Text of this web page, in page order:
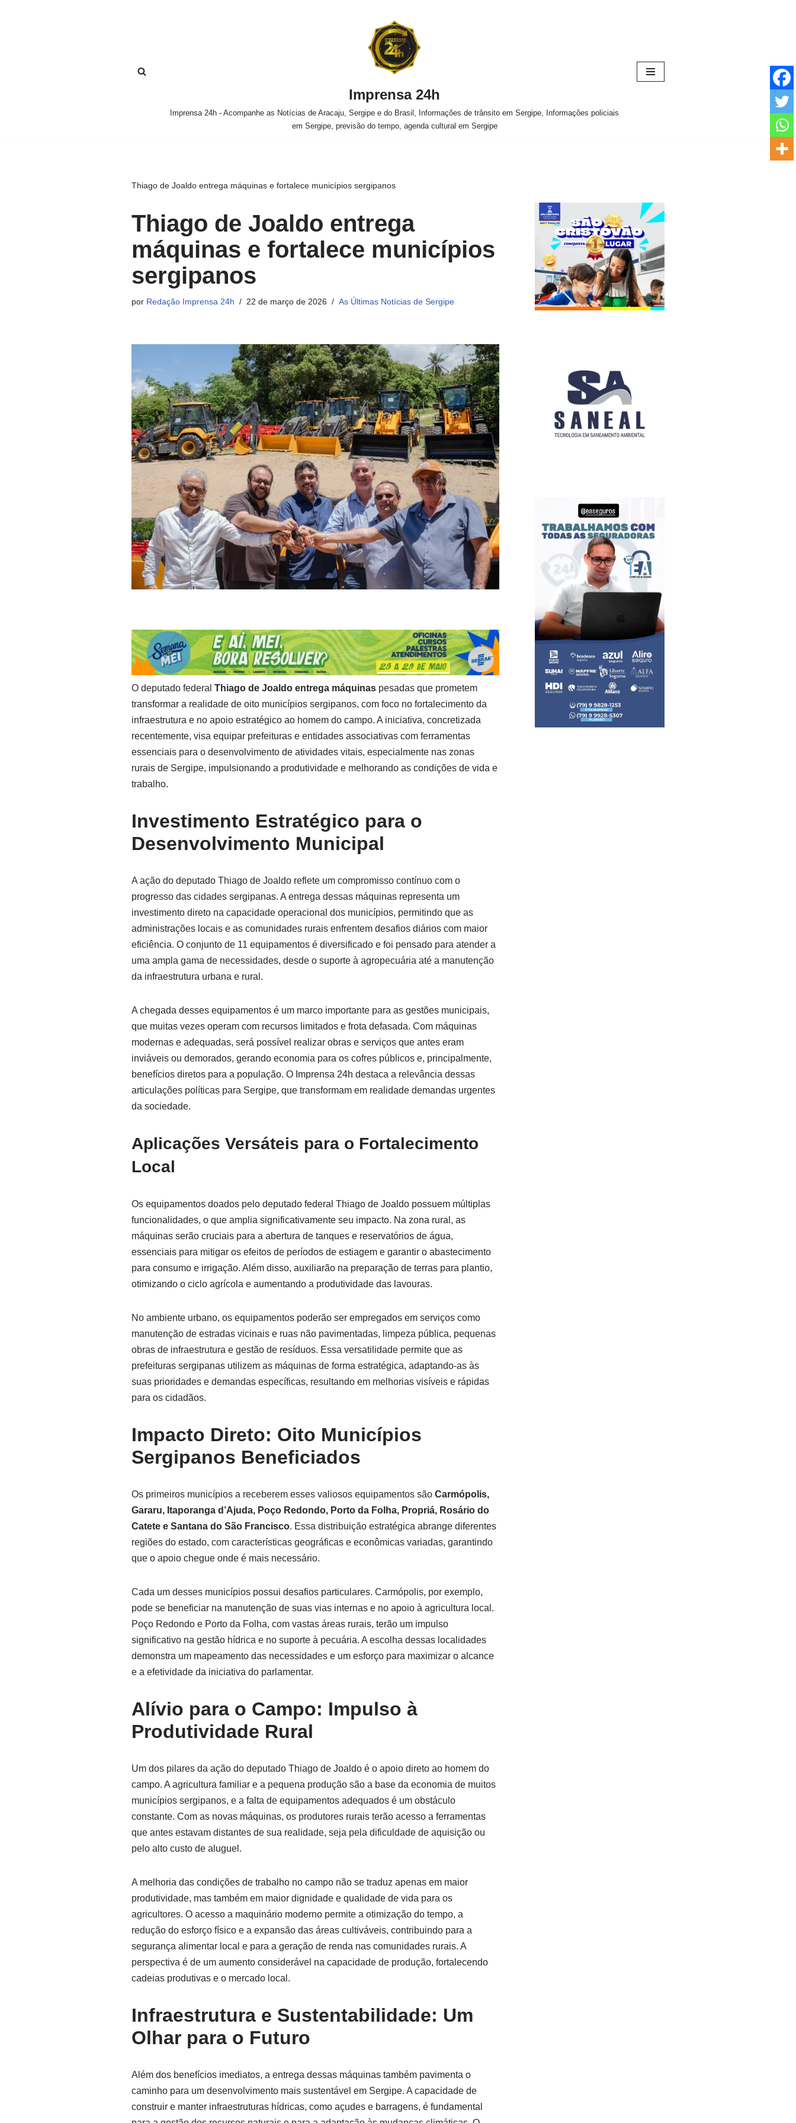
Imprensa 24h
Imprensa 24h - Acompanhe as Notícias de Aracaju, Sergipe e do Brasil, Informações de trânsito em Sergipe, Informações policiais
em Sergipe, previsão do tempo, agenda cultural em Sergipe
Thiago de Joaldo entrega máquinas e fortalece municípios sergipanos
Thiago de Joaldo entrega
máquinas e fortalece municípios
sergipanos
por Redação Imprensa 24h 22 de março de 2026 As Últimas Notícias de Sergipe
O deputado federal Thiago de Joaldo entrega máquinas pesadas que prometem
transformar a realidade de oito municípios sergipanos, com foco no fortalecimento da
infraestrutura e no apoio estratégico ao homem do campo. A iniciativa, concretizada
recentemente, visa equipar prefeituras e entidades associativas com ferramentas
essenciais para o desenvolvimento de atividades vitais, especialmente nas zonas
rurais de Sergipe, impulsionando a produtividade e melhorando as condições de vida e
trabalho.
Investimento Estratégico para o
Desenvolvimento Municipal
A ação do deputado Thiago de Joaldo reflete um compromisso contínuo com o
progresso das cidades sergipanas. A entrega dessas máquinas representa um
investimento direto na capacidade operacional dos municípios, permitindo que as
administrações locais e as comunidades rurais enfrentem desafios diários com maior
eficiência. O conjunto de 11 equipamentos é diversificado e foi pensado para atender a
uma ampla gama de necessidades, desde o suporte à agropecuária até a manutenção
da infraestrutura urbana e rural.
A chegada desses equipamentos é um marco importante para as gestões municipais,
que muitas vezes operam com recursos limitados e frota defasada. Com máquinas
modernas e adequadas, será possível realizar obras e serviços que antes eram
inviáveis ou demorados, gerando economia para os cofres públicos e, principalmente,
benefícios diretos para a população. O Imprensa 24h destaca a relevância dessas
articulações políticas para Sergipe, que transformam em realidade demandas urgentes
da sociedade.
Aplicações Versáteis para o Fortalecimento
Local
Os equipamentos doados pelo deputado federal Thiago de Joaldo possuem múltiplas
funcionalidades, o que amplia significativamente seu impacto. Na zona rural, as
máquinas serão cruciais para a abertura de tanques e reservatórios de água,
essenciais para mitigar os efeitos de períodos de estiagem e garantir o abastecimento
para consumo e irrigação. Além disso, auxiliarão na preparação de terras para plantio,
otimizando o ciclo agrícola e aumentando a produtividade das lavouras.
No ambiente urbano, os equipamentos poderão ser empregados em serviços como
manutenção de estradas vicinais e ruas não pavimentadas, limpeza pública, pequenas
obras de infraestrutura e gestão de resíduos. Essa versatilidade permite que as
prefeituras sergipanas utilizem as máquinas de forma estratégica, adaptando-as às
suas prioridades e demandas específicas, resultando em melhorias visíveis e rápidas
para os cidadãos.
Impacto Direto: Oito Municípios
Sergipanos Beneficiados
Os primeiros municípios a receberem esses valiosos equipamentos são Carmópolis,
Gararu, Itaporanga d’Ajuda, Poço Redondo, Porto da Folha, Propriá, Rosário do
Catete e Santana do São Francisco. Essa distribuição estratégica abrange diferentes
regiões do estado, com características geográficas e econômicas variadas, garantindo
que o apoio chegue onde é mais necessário.
Cada um desses municípios possui desafios particulares. Carmópolis, por exemplo,
pode se beneficiar na manutenção de suas vias internas e no apoio à agricultura local.
Poço Redondo e Porto da Folha, com vastas áreas rurais, terão um impulso
significativo na gestão hídrica e no suporte à pecuária. A escolha dessas localidades
demonstra um mapeamento das necessidades e um esforço para maximizar o alcance
e a efetividade da iniciativa do parlamentar.
Alívio para o Campo: Impulso à
Produtividade Rural
Um dos pilares da ação do deputado Thiago de Joaldo é o apoio direto ao homem do
campo. A agricultura familiar e a pequena produção são a base da economia de muitos
municípios sergipanos, e a falta de equipamentos adequados é um obstáculo
constante. Com as novas máquinas, os produtores rurais terão acesso a ferramentas
que antes estavam distantes de sua realidade, seja pela dificuldade de aquisição ou
pelo alto custo de aluguel.
A melhoria das condições de trabalho no campo não se traduz apenas em maior
produtividade, mas também em maior dignidade e qualidade de vida para os
agricultores. O acesso a maquinário moderno permite a otimização do tempo, a
redução do esforço físico e a expansão das áreas cultiváveis, contribuindo para a
segurança alimentar local e para a geração de renda nas comunidades rurais. A
perspectiva é de um aumento considerável na capacidade de produção, fortalecendo
cadeias produtivas e o mercado local.
Infraestrutura e Sustentabilidade: Um
Olhar para o Futuro
Além dos benefícios imediatos, a entrega dessas máquinas também pavimenta o
caminho para um desenvolvimento mais sustentável em Sergipe. A capacidade de
construir e manter infraestruturas hídricas, como açudes e barragens, é fundamental